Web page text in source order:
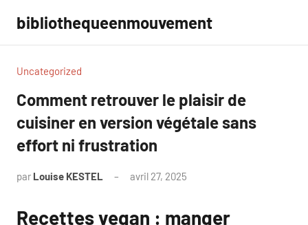
contenu
bibliothequeenmouvement
Uncategorized
Comment retrouver le plaisir de
cuisiner en version végétale sans
effort ni frustration
par Louise KESTEL avril 27, 2025
Recettes vegan : manger